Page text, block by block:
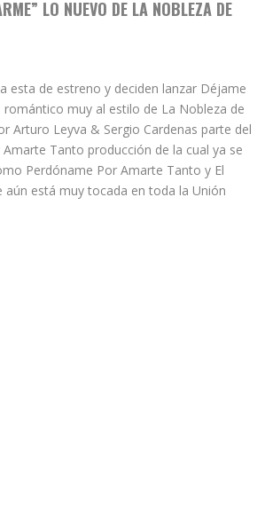
LO NUEVO DE LA NOBLEZA DE
esta de estreno y deciden lanzar Déjame
romántico muy al estilo de La Nobleza de
Arturo Leyva & Sergio Cardenas parte del
Tanto producción de la cual ya se
Perdóname Por Amarte Tanto y El
aún está muy tocada en toda la Unión